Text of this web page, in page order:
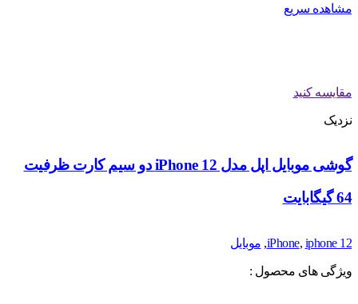
مشاهده سریع
مقایسه کنید
نزدیک
گوشی موبایل اپل مدل iPhone 12 دو سیم‌ کارت ظرفیت
64 گیگابایت
iPhone, iphone 12
, موبایل
ویژگی های محصول :